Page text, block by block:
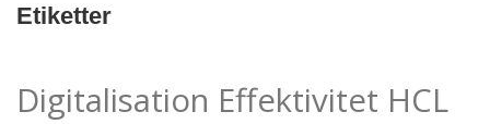
Etiketter
Digitalisation Effektivitet HCL